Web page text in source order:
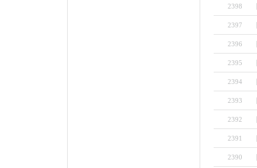
2398
2397
2396
2395
2394
2393
2392
2391
2390